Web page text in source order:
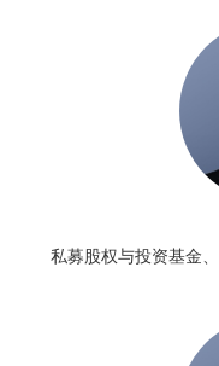
私募股权与投资基金